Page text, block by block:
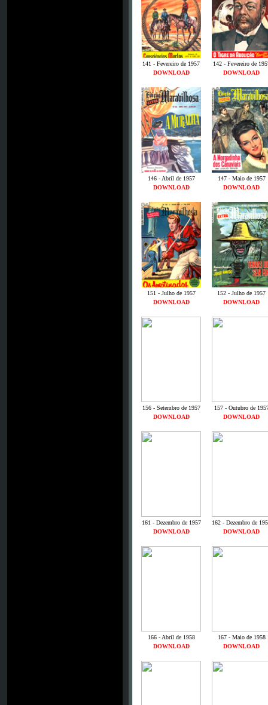
141 - Fevereiro de 1957
142 - Fevereiro de
DOWNLOAD
DOWNLOAD
146 - Abril de 1957
147 - Maio de 1957
DOWNLOAD
DOWNLOAD
151 - Julho de 1957
152 - Julho de 1957
DOWNLOAD
DOWNLOAD
156 - Setembro de 1957
157 - Outubro de
DOWNLOAD
DOWNLOAD
161 - Dezembro de 1957
162 - Dezembro de
DOWNLOAD
DOWNLOAD
166 - Abril de 1958
167 - Maio de 1958
DOWNLOAD
DOWNLOAD